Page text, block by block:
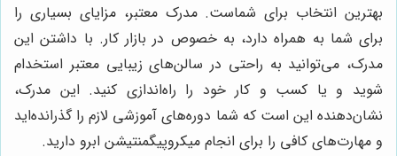
بهترین انتخاب برای شماست. مدرک معتبر، مزایای بسیاری را
برای شما به همراه دارد، به خصوص در بازار کار. با داشتن این
مدرک، می‌توانید به راحتی در سالن‌های زیبایی معتبر استخدام
شوید و یا کسب و کار خود را راه‌اندازی کنید. این مدرک،
نشان‌دهنده این است که شما دوره‌های آموزشی لازم را گذرانده‌اید
و مهارت‌های کافی را برای انجام میکروپیگمنتیشن ابرو دارید.